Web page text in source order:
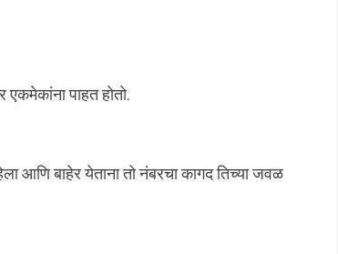
एकमेकांना पाहत होतो.
आणि बाहेर येताना तो नंबरचा कागद तिच्या जवळ